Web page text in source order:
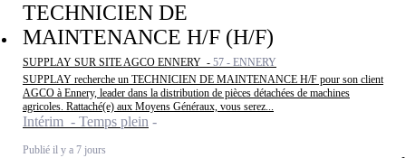
TECHNICIEN DE
MAINTENANCE H/F (H/F)
SUPPLAY SUR SITE AGCO ENNERY - 57 - ENNERY
SUPPLAY recherche un TECHNICIEN DE MAINTENANCE H/F pour son client
AGCO à Ennery, leader dans la distribution de pièces détachées de machines
agricoles. Rattaché(e) aux Moyens Généraux, vous serez...
Intérim - Temps plein
Publié il y a 7 jours